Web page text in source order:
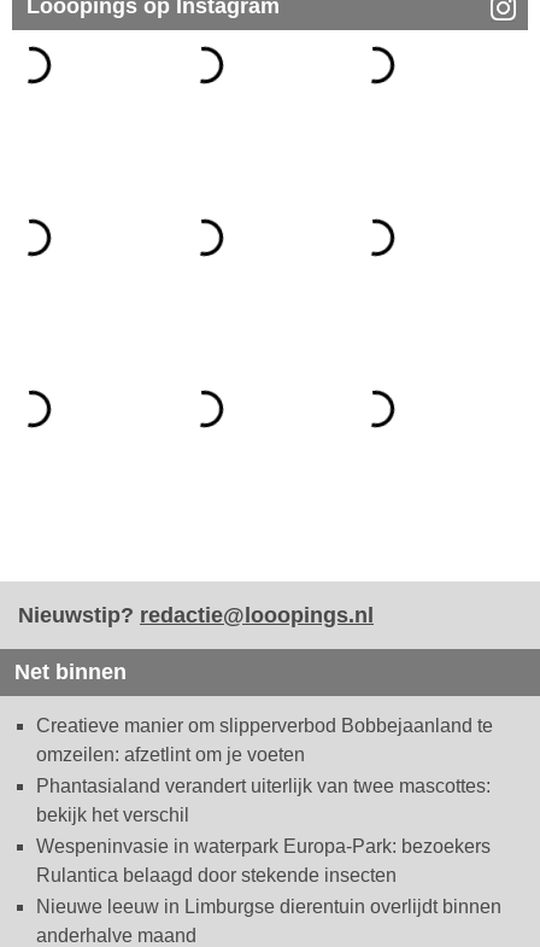
Looopings op Instagram
Nieuwstip? redactie@looopings.nl
Net binnen
Creatieve manier om slipperverbod Bobbejaanland te
omzeilen: afzetlint om je voeten
Phantasialand verandert uiterlijk van twee mascottes:
bekijk het verschil
Wespeninvasie in waterpark Europa-Park: bezoekers
Rulantica belaagd door stekende insecten
Nieuwe leeuw in Limburgse dierentuin overlijdt binnen
anderhalve maand